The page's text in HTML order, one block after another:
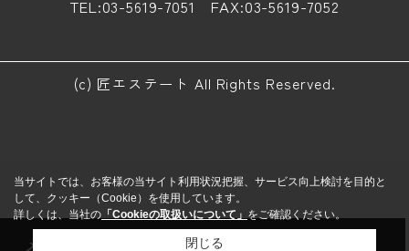
TEL:03-5619-7051 FAX:03-5619-7052
(c) 匠エステート All Rights Reserved.
メール 来店予約
当サイトでは、お客様の当サイト利用状況把握、サービス向上検討を目的と
して、クッキー（Cookie）を使用しています。
詳しくは、当社の 「Cookieの取扱いについて」 をご確認ください。
閉じる